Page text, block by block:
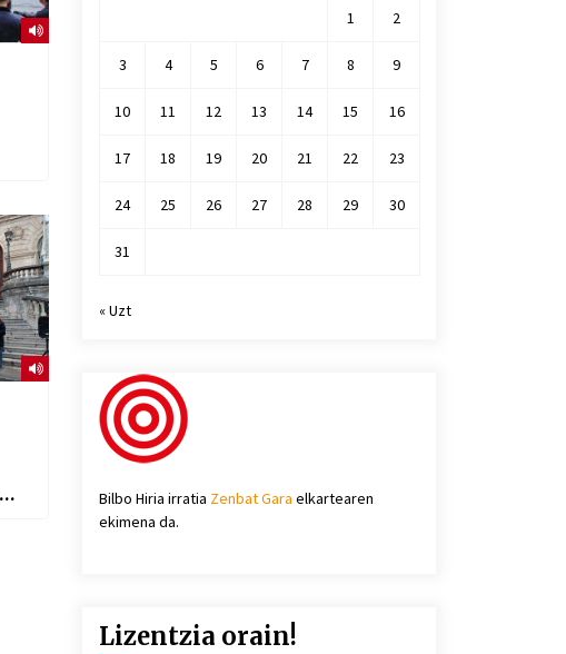
1
2
3 4 5 6 7 8 9
10 11 12 13 14 15 16
17 18 19 20 21 22 23
24 25 26 27 28 29 30
31
« Uzt
Bilbo Hiria irratia Zenbat Gara elkartearen
ekimena da.
Lizentzia orain!